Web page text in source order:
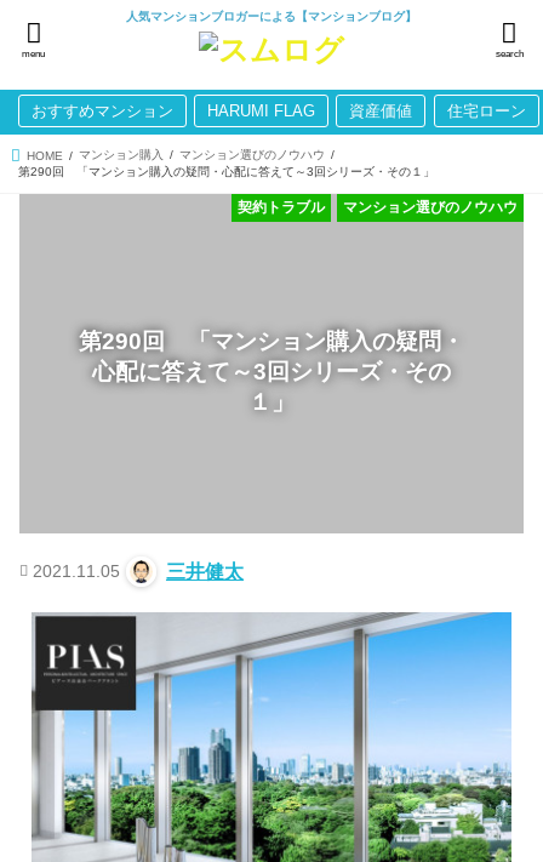
人気マンションブロガーによる【マンションブログ】
search
menu
おすすめマンション HARUMI FLAG 資産価値 住宅ローン
HOME マンション購入
マンション選びのノウハウ
第290回 「マンション購入の疑問・心配に答えて～3回シリーズ・その１」
第290回 「マンション購入の疑問・
心配に答えて～3回シリーズ・その
１」
マンション選びのノウハウ
契約トラブル
2021.11.05 三井健太